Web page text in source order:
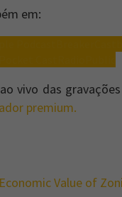
em:
vivo das
premium.
Value of